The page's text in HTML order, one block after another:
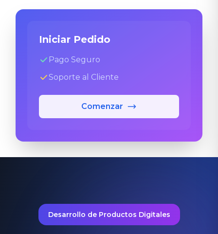
Iniciar Pedido
Pago Seguro
Soporte al Cliente
Comenzar
Desarrollo de Productos Digitales